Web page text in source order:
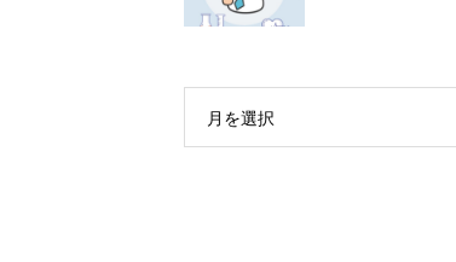
月を選択